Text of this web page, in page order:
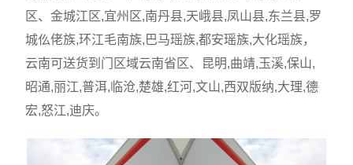
区、金城江区,宜州区,南丹县,天峨县,凤山县,东兰县,罗
城仫佬族,环江毛南族,巴马瑶族,都安瑶族,大化瑶族，
云南可送货到门区域云南省区、昆明,曲靖,玉溪,保山,
昭通,丽江,普洱,临沧,楚雄,红河,文山,西双版纳,大理,德
宏,怒江,迪庆。